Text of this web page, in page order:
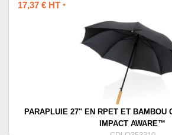
17,37 € HT *
PARAPLUIE 27" EN RPET ET BAMBOU
IMPACT AWARE™